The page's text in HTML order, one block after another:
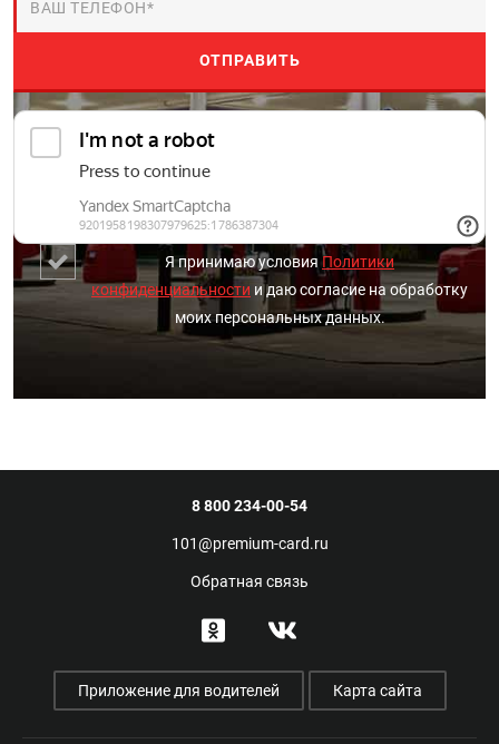
Я принимаю условия Политики
конфиденциальности и даю согласие на обработку
моих персональных данных.
8 800 234-00-54
101@premium-card.ru
Обратная связь
Приложение для водителей Карта сайта